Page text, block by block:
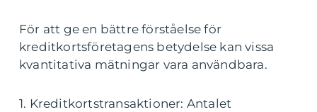
För att ge en bättre förståelse för
kreditkortsföretagens betydelse kan vissa
kvantitativa mätningar vara användbara.
1. Kreditkortstransaktioner: Antalet